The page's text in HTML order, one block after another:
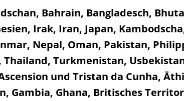
Bahrain, Bangladesch,
Irak, Iran, Japan,
Nepal, Oman, Pakistan,
Turkmenistan,
und Tristan da Cunha,
Gambia, Ghana, Britisches